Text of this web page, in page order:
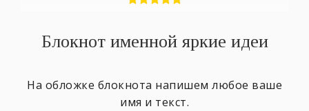
Блокнот именной яркие идеи
На обложке блокнота напишем любое ваше
имя и текст.